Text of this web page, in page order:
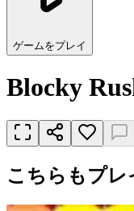
ゲームをプレイ
Blocky
こちらもプ